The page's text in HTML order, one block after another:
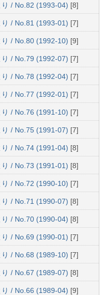
/ No.82 (1993-04) [8]
/ No.81 (1993-01) [7]
/ No.80 (1992-10) [9]
/ No.79 (1992-07) [7]
/ No.78 (1992-04) [7]
/ No.77 (1992-01) [7]
/ No.76 (1991-10) [7]
/ No.75 (1991-07) [7]
/ No.74 (1991-04) [8]
/ No.73 (1991-01) [8]
/ No.72 (1990-10) [7]
/ No.71 (1990-07) [8]
/ No.70 (1990-04) [8]
/ No.69 (1990-01) [7]
/ No.68 (1989-10) [7]
/ No.67 (1989-07) [8]
/ No.66 (1989-04) [9]